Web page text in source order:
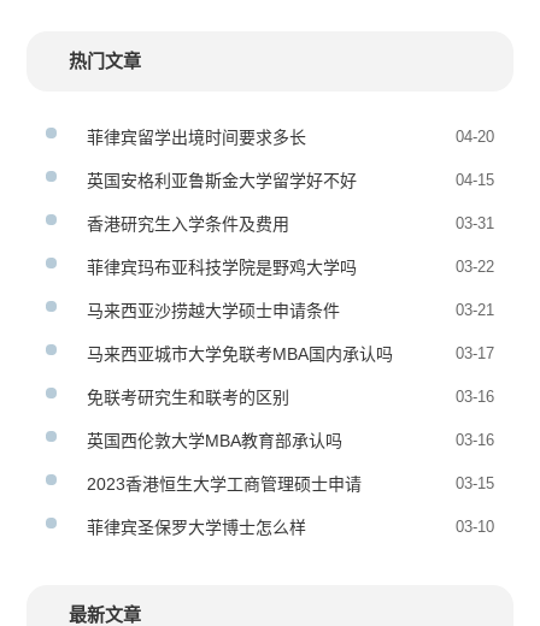
热门文章
菲律宾留学出境时间要求多长 04-20
英国安格利亚鲁斯金大学留学好不好 04-15
香港研究生入学条件及费用 03-31
菲律宾玛布亚科技学院是野鸡大学吗 03-22
马来西亚沙捞越大学硕士申请条件 03-21
马来西亚城市大学免联考MBA国内承认吗 03-17
免联考研究生和联考的区别 03-16
英国西伦敦大学MBA教育部承认吗 03-16
2023香港恒生大学工商管理硕士申请 03-15
菲律宾圣保罗大学博士怎么样 03-10
最新文章